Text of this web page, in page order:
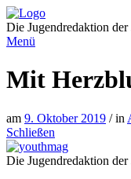
Direkt
zum
Inhalt
Die Jugendredaktion der
Menü
Mit
am 9. Oktober 2019 / in
Schließen
Die Jugendredaktion der